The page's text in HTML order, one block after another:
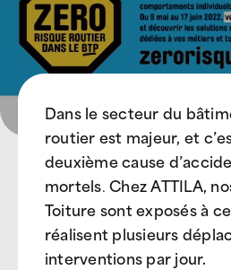
Dans le secteur du
routier est majeur, et
deuxième cause
mortels.Chez ATTILA,
Toiture sont exposés à
réalisent plusieurs
interventions par jour.